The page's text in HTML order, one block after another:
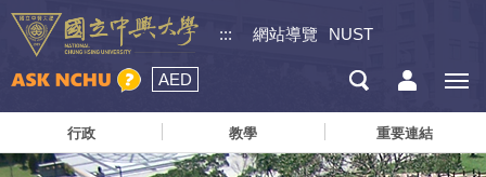
::: 網站導覽 NUST
AED
行政 教學 重要連結